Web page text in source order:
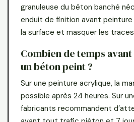
granuleuse du béton banché
enduit de finition avant
la surface et masquer les
Combien de temps
un béton peint ?
Sur une peinture acrylique, la
possible après 24 heures. Sur
fabricants recommandent